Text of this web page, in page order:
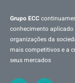
Grupo ECC
conhecimento
organizações da
mais competitivos e a
seus mercados